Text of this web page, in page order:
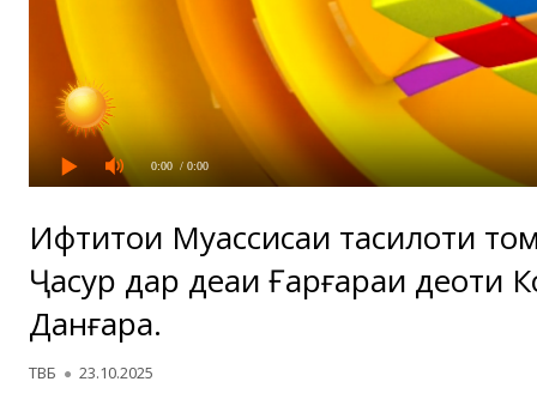
0:00 / 0:00
Ифтитоҳи Муассисаи таҳсилоти
Ҷасур дар деҳаи Ғарғараи деҳоти
Данғара.
Автор
ТВБ Опубликовано
23.10.2025